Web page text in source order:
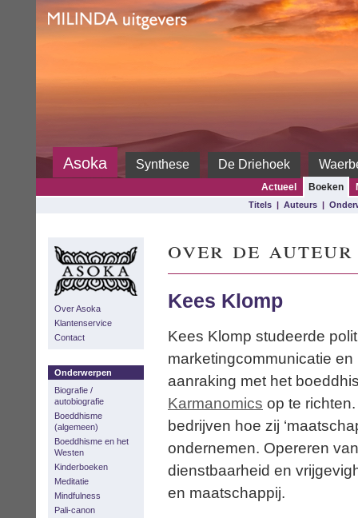
Asoka Synthese De Driehoek
Actueel Boeken
Titels | Auteurs |
Over Asoka
Klantenservice
Contact
Onderwerpen
Biografie /
autobiografie
Boeddhisme
(algemeen)
Boeddhisme en het
Westen
Kinderboeken
Meditatie
Mindfulness
Pali-canon
over de auteur
Kees Klomp
Kees Klomp studeerde
marketingcommunicatie
aanraking met het
Karmanomics op te
bedrijven hoe zij
ondernemen. Opereren
dienstbaarheid en
en maatschappij.